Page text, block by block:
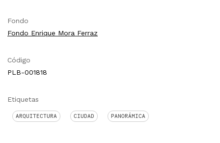
Fondo
Fondo Enrique Mora Ferraz
Código
PLB-001818
Etiquetas
ARQUITECTURA CIUDAD PANORÁMICA